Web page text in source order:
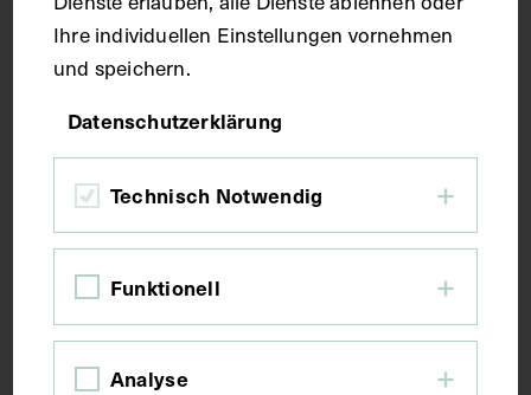
Fotografie
Maße
Bildmaß 17 x 11 cm
Kurzbeschreibung
Neg III 85/7 Neg (9x12) 931
Ihre individuellen Einstellungen vornehmen
und speichern.
Datenschutzerklärung
Technisch Notwendig
Funktionell
Analyse